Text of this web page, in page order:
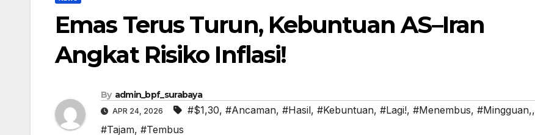
Emas Terus Turun, Kebuntuan AS–Iran
Angkat Risiko Inflasi!
By admin_bpf_surabaya
APR 24, 2026 #$1,30, #Ancaman, #Hasil, #Kebuntuan, #Lagi!, #Menembus, #Mingguan,,
#Tajam, #Tembus